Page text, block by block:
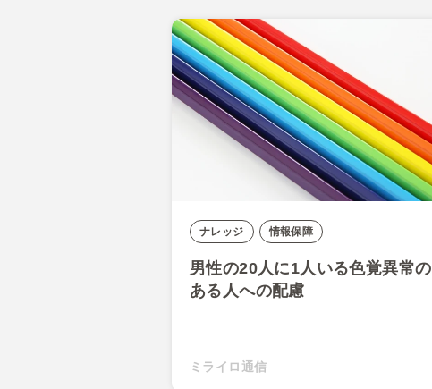
ナレッジ 情報保障
男性の20人に1人いる色覚異常の
ある人への配慮
ミライロ通信